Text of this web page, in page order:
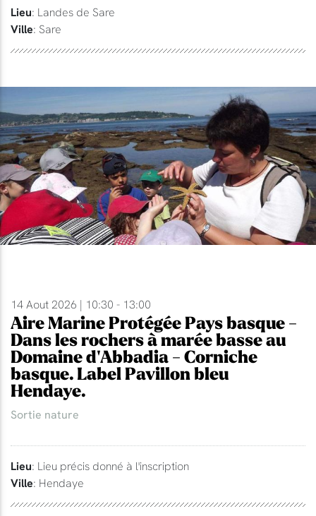
Lieu: Landes de Sare
Ville: Sare
14 Aout 2026 | 10:30 - 13:00
Aire Marine Protégée Pays basque -
Dans les rochers à marée basse au
Domaine d'Abbadia - Corniche
basque. Label Pavillon bleu
Hendaye.
Sortie nature
Lieu: Lieu précis donné à l'inscription
Ville: Hendaye